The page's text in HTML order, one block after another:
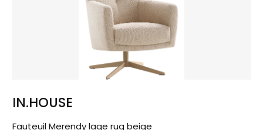
IN.HOUSE
Fauteuil Merendy lage rug beige